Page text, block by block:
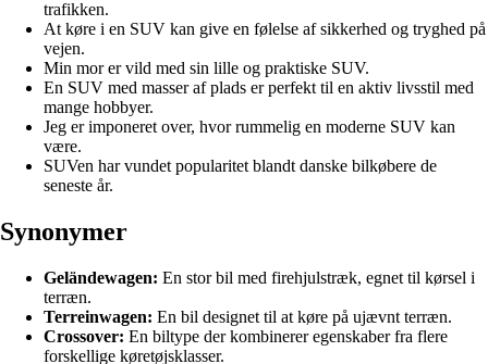
trafikken.
At køre i en SUV kan give en følelse af sikkerhed og tryghed på
vejen.
Min mor er vild med sin lille og praktiske SUV.
En SUV med masser af plads er perfekt til en aktiv livsstil med
mange hobbyer.
Jeg er imponeret over, hvor rummelig en moderne SUV kan
være.
SUVen har vundet popularitet blandt danske bilkøbere de
seneste år.
Synonymer
Geländewagen: En stor bil med firehjulstræk, egnet til kørsel i
terræn.
Terreinwagen: En bil designet til at køre på ujævnt terræn.
Crossover: En biltype der kombinerer egenskaber fra flere
forskellige køretøjsklasser.